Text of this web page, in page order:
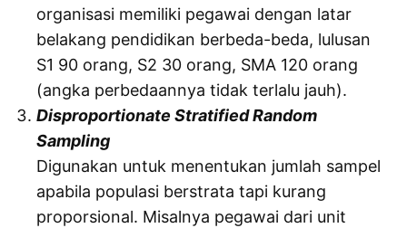
organisasi memiliki pegawai dengan latar
belakang pendidikan berbeda-beda, lulusan
S1 90 orang, S2 30 orang, SMA 120 orang
(angka perbedaannya tidak terlalu jauh).
Disproportionate Stratified Random
Sampling
Digunakan untuk menentukan jumlah sampel
apabila populasi berstrata tapi kurang
proporsional. Misalnya pegawai dari unit